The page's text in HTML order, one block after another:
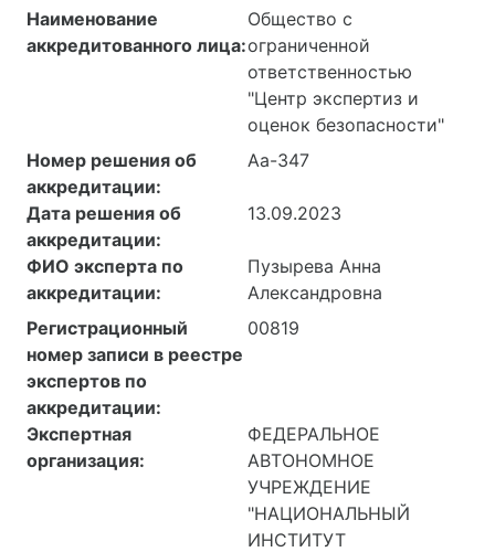
Наименование
аккредитованного лица:
Общество с
ограниченной
ответственностью
"Центр экспертиз и
оценок безопасности"
Номер решения об
аккредитации:
Аа-347
Дата решения об
аккредитации:
13.09.2023
ФИО эксперта по
аккредитации:
Пузырева Анна
Александровна
Регистрационный
номер записи в реестре
экспертов по
аккредитации:
00819
Экспертная
организация:
ФЕДЕРАЛЬНОЕ
АВТОНОМНОЕ
УЧРЕЖДЕНИЕ
"НАЦИОНАЛЬНЫЙ
ИНСТИТУТ